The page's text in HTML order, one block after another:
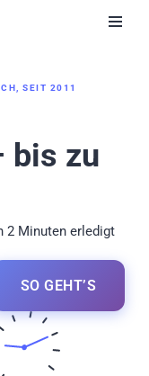
SEIT 2011
bis zu
2 Minuten erledigt
SO GEHT’S